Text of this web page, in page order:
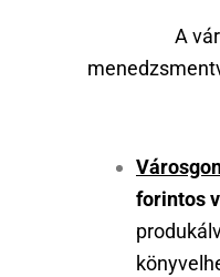
A
forintos